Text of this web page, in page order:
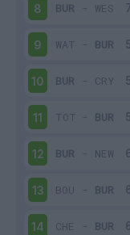
8 BUR - WES
9 WAT - BUR
10 BUR - CRY
11 TOT - BUR
12 BUR - NEW
13 BOU - BUR
14 CHE - BUR